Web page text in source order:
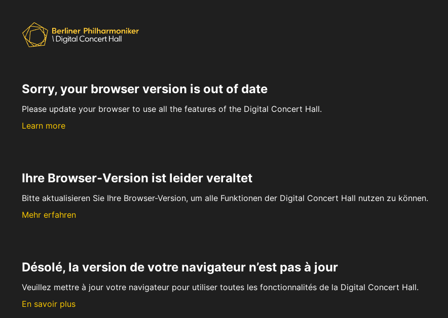
Sorry, your browser version is out of date
Please update your browser to use all the features of the Digital Concert Hall.
Learn more
Ihre Browser-Version ist leider veraltet
Bitte aktualisieren Sie Ihre Browser-Version, um alle Funktionen der Digital Concert Hall nutzen zu können.
Mehr erfahren
Désolé, la version de votre navigateur n’est pas à jour
Veuillez mettre à jour votre navigateur pour utiliser toutes les fonctionnalités de la Digital Concert Hall.
En savoir plus